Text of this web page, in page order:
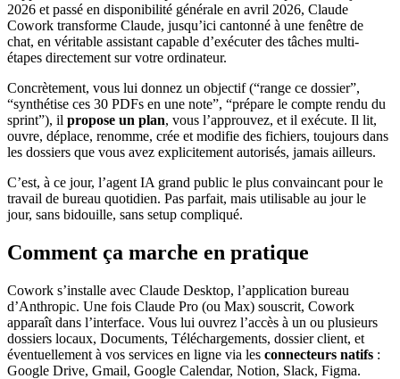
2026 et passé en disponibilité générale en avril 2026, Claude
Cowork transforme Claude, jusqu’ici cantonné à une fenêtre de
chat, en véritable assistant capable d’exécuter des tâches multi-
étapes directement sur votre ordinateur.
Concrètement, vous lui donnez un objectif (“range ce dossier”,
“synthétise ces 30 PDFs en une note”, “prépare le compte rendu du
sprint”), il propose un plan, vous l’approuvez, et il exécute. Il lit,
ouvre, déplace, renomme, crée et modifie des fichiers, toujours dans
les dossiers que vous avez explicitement autorisés, jamais ailleurs.
C’est, à ce jour, l’agent IA grand public le plus convaincant pour le
travail de bureau quotidien. Pas parfait, mais utilisable au jour le
jour, sans bidouille, sans setup compliqué.
Comment ça marche en pratique
Cowork s’installe avec Claude Desktop, l’application bureau
d’Anthropic. Une fois Claude Pro (ou Max) souscrit, Cowork
apparaît dans l’interface. Vous lui ouvrez l’accès à un ou plusieurs
dossiers locaux, Documents, Téléchargements, dossier client, et
éventuellement à vos services en ligne via les connecteurs natifs :
Google Drive, Gmail, Google Calendar, Notion, Slack, Figma.